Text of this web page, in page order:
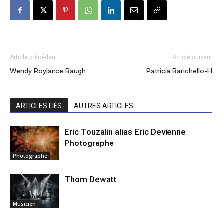
Article précédent
Wendy Roylance Baugh
Article suivant
Patricia Barichello-H
ARTICLES LIÉS AUTRES ARTICLES
Photographe
Eric Touzalin alias Eric Devienne
Photographe
Musicien
Thom Dewatt